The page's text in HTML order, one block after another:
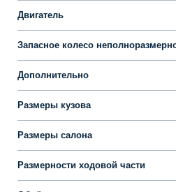
Двигатель
Запасное колесо
Дополнительно
Размеры кузова
Размеры салона
Размерности ходовой части